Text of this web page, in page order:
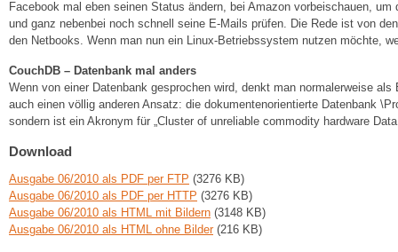
Facebook mal eben seinen Status ändern, bei Amazon vorbeischauen,
und ganz nebenbei noch schnell seine E-Mails prüfen. Die Rede ist von
den Netbooks. Wenn man nun ein Linux-Betriebssystem nutzen möchte,
CouchDB – Datenbank mal anders
Wenn von einer Datenbank gesprochen wird, denkt man normalerweise
auch einen völlig anderen Ansatz: die dokumentenorientierte Datenbank
sondern ist ein Akronym für „Cluster of unreliable commodity hardware
Download
Ausgabe 06/2010 als PDF per FTP (3276 KB)
Ausgabe 06/2010 als PDF per HTTP (3276 KB)
Ausgabe 06/2010 als HTML mit Bildern (3148 KB)
Ausgabe 06/2010 als HTML ohne Bilder(216 KB)